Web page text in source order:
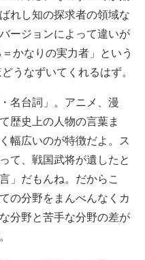
れし知の探求者の領域な
ージョンによって違いが
かなりの実力者」という
うなずいてくれるはず。
名台詞」。アニメ、漫
歴史上の人物の言葉ま
幅広いのが特徴だよ。ス
て、戦国武将が遺したと
」だもんね。だからこ
の分野をまんべんなくカ
分野と苦手な分野の差が